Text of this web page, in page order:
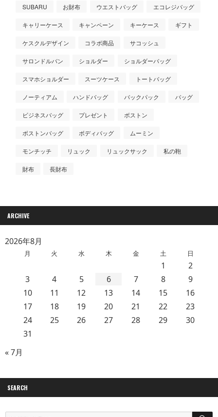
SUBARU お財布 ウエストバッグ エコレジバッグ
キャリーケース キャンペーン キーケース ギフト
ケスクルデザイン コラボ商品 サコッシュ
サロンドルバン ショルダー ショルダーバッグ
スマホショルダー スーツケース トートバッグ
ノーティアム ハンドバッグ バックパック バッグ
ビジネスバッグ プレゼント ボストン
ボストンバッグ ボディバッグ ムーミン
モンチッチ リュック リュックサック 私の鞄
財布 長財布
ARCHIVE
2026年8月
月 火 水 木 金 土 日
1
2
3
4 5 6 7 8
9
10
11 12 13 14 15
16
17
18 19 20 21 22
23
24
25 26 27 28 29
30
31
« 7月
SEARCH
S